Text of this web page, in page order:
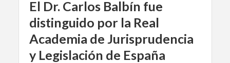
El Dr. Carlos Balbín fue
distinguido por la Real
Academia de Jurisprudencia
y Legislación de España